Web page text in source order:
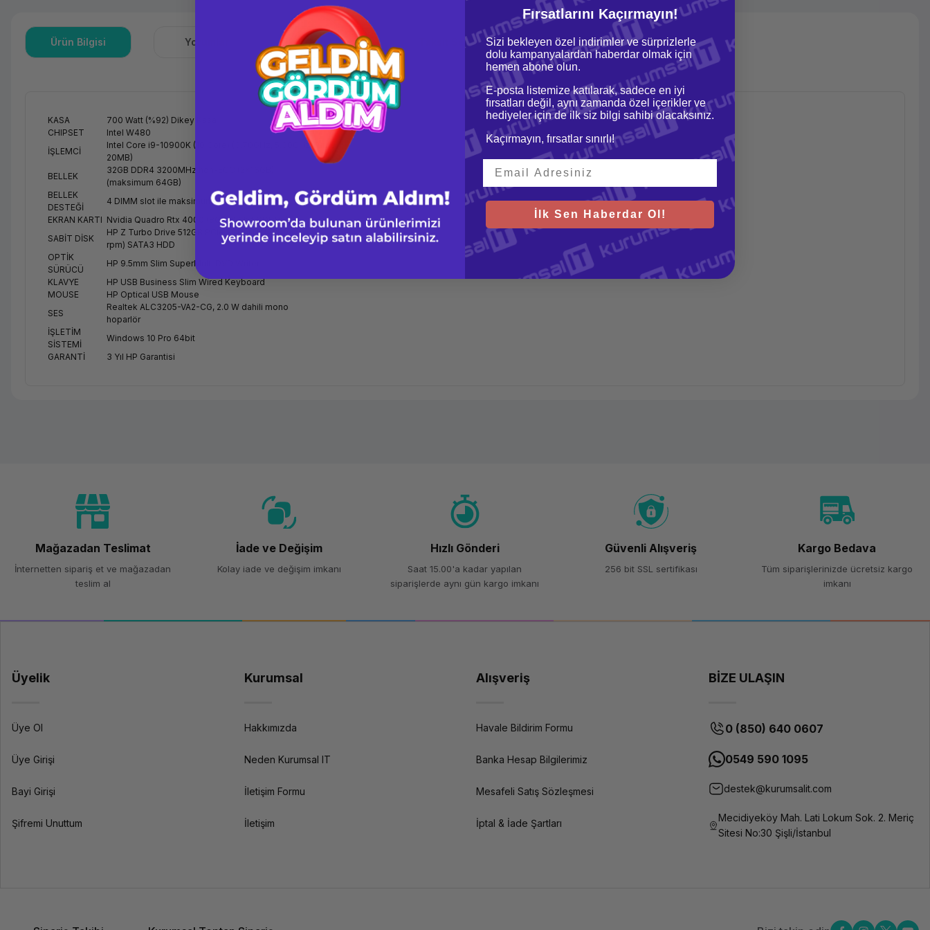
Ürün Bilgisi Yorumlar Soru & Cevap Taksit Seçenekleri
KASA
700 Watt (%92) Dikey Kasa
CHIPSET
Intel W480
İŞLEMCİ
Intel Core i9-10900K (10 Core) (3.70GHz, 5.30GHz Turbo,
20MB)
BELLEK
32GB DDR4 3200MHz non-ECC (2x16GB)
(maksimum 64GB)
BELLEK
DESTEĞİ
4 DIMM slot ile maksimum 64GB ram desteği
EKRAN KARTI Nvidia Quadro Rtx 4000 (8GB 256bit GDDR6)
SABİT DİSK
HP Z Turbo Drive 512GB PCIe SSD, 1TB (7200
rpm) SATA3 HDD
OPTİK
SÜRÜCÜ
HP 9.5mm Slim SuperMulti DVD Writer
KLAVYE
HP USB Business Slim Wired Keyboard
MOUSE
HP Optical USB Mouse
SES
Realtek ALC3205-VA2-CG, 2.0 W dahili mono
hoparlör
İŞLETİM
SİSTEMİ
Windows 10 Pro 64bit
GARANTİ
3 Yıl HP Garantisi
Mağazadan Teslimat
İnternetten sipariş et ve mağazadan
teslim al
İade ve Değişim
Kolay iade ve değişim imkanı
Hızlı Gönderi
Saat 15.00'a kadar yapılan
siparişlerde aynı gün kargo imkanı
Güvenli Alışveriş
256 bit SSL sertifikası
Kargo Bedava
Tüm siparişlerinizde ücretsiz kargo
imkanı
Üyelik
Üye Ol
Üye Girişi
Bayi Girişi
Şifremi Unuttum
Kurumsal
Hakkımızda
Neden Kurumsal IT
İletişim Formu
İletişim
Alışveriş
Havale Bildirim Formu
Banka Hesap Bilgilerimiz
Mesafeli Satış Sözleşmesi
İptal & İade Şartları
BİZE ULAŞIN
0 (850) 640 0607
0549 590 1095
destek@kurumsalit.com
Mecidiyeköy Mah. Lati Lokum Sok. 2. Meriç
Sitesi No:30 Şişli/İstanbul
Fırsatlarını Kaçırmayın!
Sizi bekleyen özel indirimler ve sürprizlerle
dolu kampanyalardan haberdar olmak için
hemen abone olun.
E-posta listemize katılarak, sadece en iyi
fırsatları değil, aynı zamanda özel içerikler ve
hediyeler için de ilk siz bilgi sahibi olacaksınız.
Kaçırmayın, fırsatlar sınırlı!
İlk Sen Haberdar Ol!